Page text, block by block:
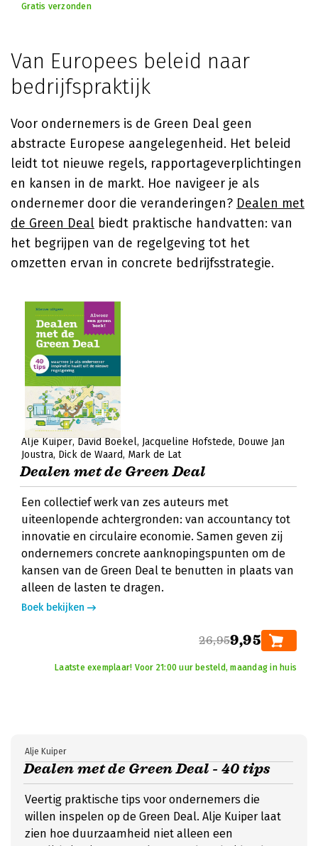
Gratis verzonden
Van Europees beleid naar
bedrijfspraktijk
Voor ondernemers is de Green Deal geen
abstracte Europese aangelegenheid. Het beleid
leidt tot nieuwe regels, rapportageverplichtingen
en kansen in de markt. Hoe navigeer je als
ondernemer door die veranderingen? Dealen met
de Green Deal biedt praktische handvatten: van
het begrijpen van de regelgeving tot het
omzetten ervan in concrete bedrijfsstrategie.
Alje Kuiper David Boekel Jacqueline Hofstede Douwe Jan
Joustra Dick de Waard Mark de Lat
Dealen met de Green Deal
Een collectief werk van zes auteurs met
uiteenlopende achtergronden: van accountancy tot
innovatie en circulaire economie. Samen geven zij
ondernemers concrete aanknopingspunten om de
kansen van de Green Deal te benutten in plaats van
alleen de lasten te dragen.
Boek bekijken
26,959,95
Laatste exemplaar! Voor 21:00 uur besteld, maandag in huis
Dealen met de Green Deal - 40 tips
Alje Kuiper
Veertig praktische tips voor ondernemers die
willen inspelen op de Green Deal. Alje Kuiper laat
zien hoe duurzaamheid niet alleen een